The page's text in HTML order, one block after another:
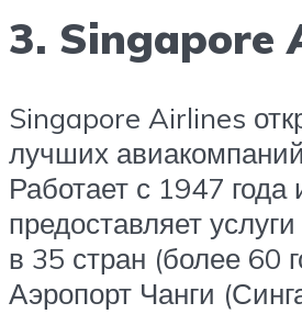
3. Singapore
Singapore Airlines
лучших
Работает с 1947 года
предоставляет
в 35 стран (более 60
Аэропорт Чанги